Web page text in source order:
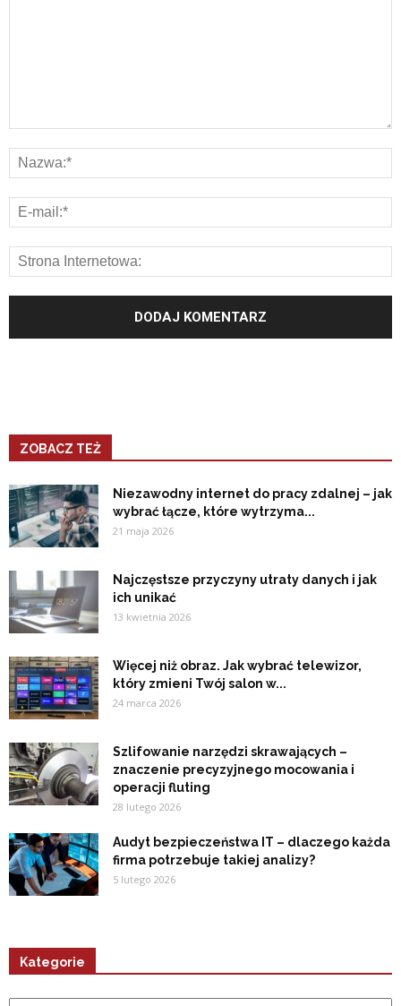
ZOBACZ TEŻ
Niezawodny internet do pracy zdalnej – jak
wybrać łącze, które wytrzyma...
21 maja 2026
Najczęstsze przyczyny utraty danych i jak
ich unikać
13 kwietnia 2026
Więcej niż obraz. Jak wybrać telewizor,
który zmieni Twój salon w...
24 marca 2026
Szlifowanie narzędzi skrawających –
znaczenie precyzyjnego mocowania i
operacji fluting
28 lutego 2026
Audyt bezpieczeństwa IT – dlaczego każda
firma potrzebuje takiej analizy?
5 lutego 2026
Kategorie
Kategorie